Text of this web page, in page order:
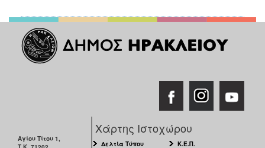
Αγίου Τίτου 1,
Χάρτης Ιστοχώρου
Δελτία Τύπου
Κ.Ε.Π.